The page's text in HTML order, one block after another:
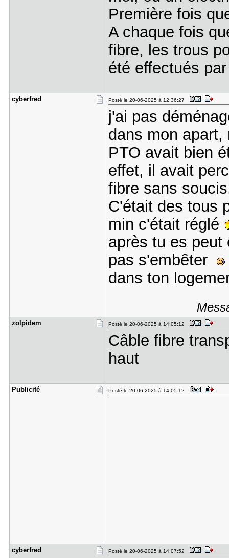
Première fois
A chaque fois
fibre, les trous
été effectués
cyberfred Posté le 20-06-2025 à 12:36:27
j'ai pas
dans mon
PTO avait bien
effet, il avait
fibre sans
C'était des tous
min c'était réglé
après tu es peut
pas s'embêter
dans ton
zolpidem Posté le 20-06-2025 à 14:05:12
Câble fibre
haut
Publicité Posté le 20-06-2025 à 14:05:12
cyberfred Posté le 20-06-2025 à 14:07:52